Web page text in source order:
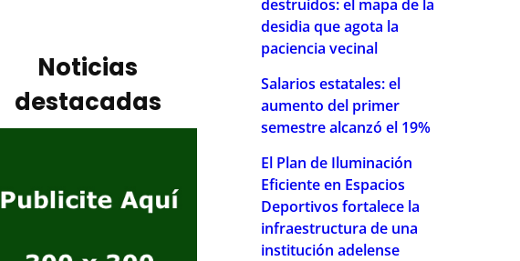
Noticias
destacadas
destruidos: el mapa de la
desidia que agota la
paciencia vecinal
Salarios estatales: el
aumento del primer
semestre alcanzó el 19%
El Plan de Iluminación
Eficiente en Espacios
Deportivos fortalece la
infraestructura de una
institución adelense